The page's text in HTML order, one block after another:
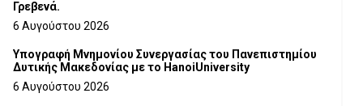
Γρεβενά.
6 Αυγούστου 2026
Υπογραφή Μνημονίου Συνεργασίας του Πανεπιστημίου
Δυτικής Μακεδονίας με το HanoiUniversity
6 Αυγούστου 2026